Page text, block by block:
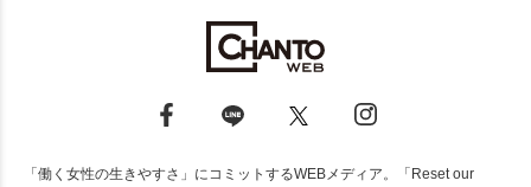
「働く女性の生きやすさ」にコミットするWEBメディア。「Reset our